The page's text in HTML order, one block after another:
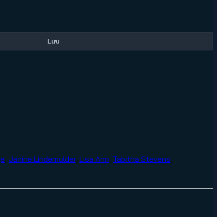
Lưu
Janine Lindemulder, Lisa Ann Tabitha Stevens